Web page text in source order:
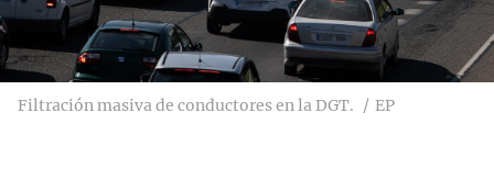
Filtración masiva de conductores en la DGT. EP